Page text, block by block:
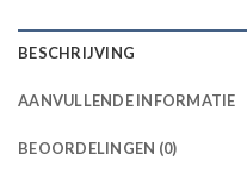
BESCHRIJVING
AANVULLENDE INFORMATIE
BEOORDELINGEN (0)